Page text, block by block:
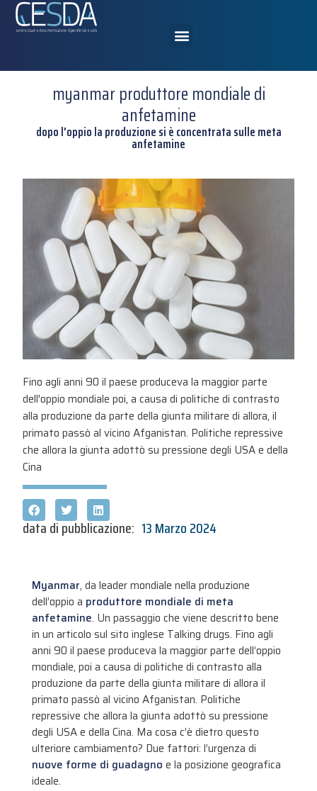
myanmar produttore mondiale di
anfetamine
dopo l'oppio la produzione si è concentrata sulle meta
anfetamine
Fino agli anni 90 il paese produceva la maggior parte
dell'oppio mondiale poi, a causa di politiche di contrasto
alla produzione da parte della giunta militare di allora, il
primato passò al vicino Afganistan. Politiche repressive
che allora la giunta adottò su pressione degli USA e della
Cina
data di pubblicazione: 13 Marzo 2024
Myanmar, da leader mondiale nella produzione
dell’oppio a produttore mondiale di meta
anfetamine. Un passaggio che viene descritto bene
in un articolo sul sito inglese Talking drugs. Fino agli
anni 90 il paese produceva la maggior parte dell’oppio
mondiale, poi a causa di politiche di contrasto alla
produzione da parte della giunta militare di allora il
primato passò al vicino Afganistan. Politiche
repressive che allora la giunta adottò su pressione
degli USA e della Cina. Ma cosa c’è dietro questo
ulteriore cambiamento? Due fattori: l’urgenza di
nuove forme di guadagno e la posizione geografica
ideale.